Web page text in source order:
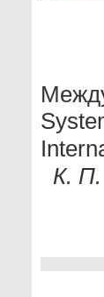
К.